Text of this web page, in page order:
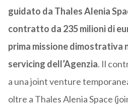
guidato da Thales Alenia
contratto da 235 milioni di
prima missione dimostrativa
servicing dell’Agenzia. Il
a una joint venture
oltre a Thales Alenia Space